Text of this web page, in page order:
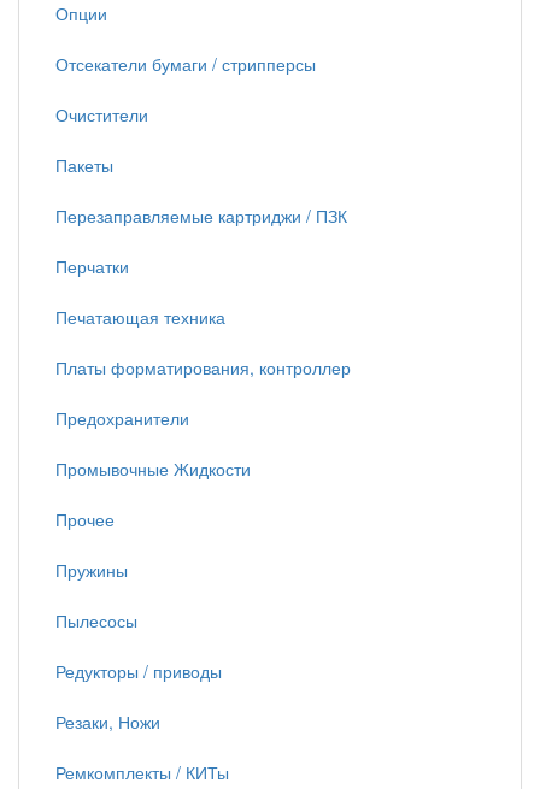
Опции
Отсекатели бумаги / стрипперсы
Очистители
Пакеты
Перезаправляемые картриджи / ПЗК
Перчатки
Печатающая техника
Платы форматирования, контроллер
Предохранители
Промывочные Жидкости
Прочее
Пружины
Пылесосы
Редукторы / приводы
Резаки, Ножи
Ремкомплекты / КИТы